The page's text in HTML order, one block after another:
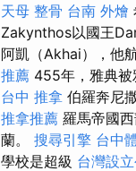
天母 整骨 台南 外燴
Zakynthos以國王
阿凱（Akhai），他
推薦 455年，雅典被
台中 推拿 伯羅奔尼
推拿推薦 羅馬帝國
蘭。 搜尋引擎 台中
學校是超級 台灣設